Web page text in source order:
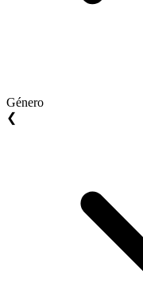
Género
❮